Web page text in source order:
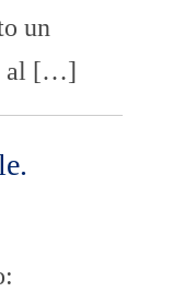
un
al […]